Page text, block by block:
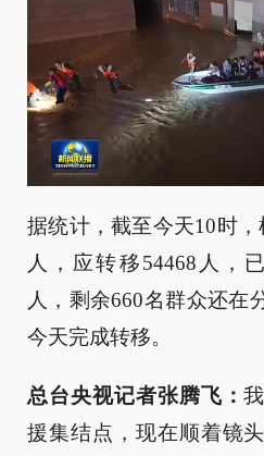
据统计，截至今天10时
人，应转移54468人，
人，剩余660名群众还在
今天完成转移。
总台央视记者张腾飞：
援集结点，现在顺着镜